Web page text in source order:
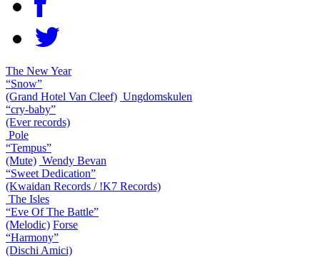
The New Year
“Snow”
(Grand Hotel Van Cleef) Ungdomskulen
“cry-baby”
(Ever records)
Pole
“Tempus”
(Mute) Wendy Bevan
“Sweet Dedication”
(Kwaidan Records / !K7 Records)
The Isles
“Eve Of The Battle”
(Melodic) Forse
“Harmony”
(Dischi Amici)